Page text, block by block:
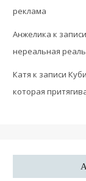
реклама
Анжелика к записи
нереальная
Катя к записи
которая